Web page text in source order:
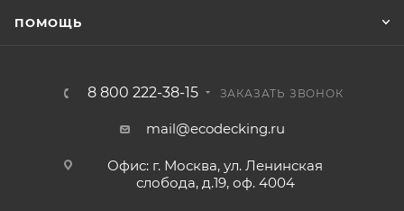
ПОМОЩЬ
8 800 222-38-15 ЗАКАЗАТЬ ЗВОНОК
mail@ecodecking.ru
Офис: г. Москва, ул. Ленинская
слобода, д.19, оф. 4004